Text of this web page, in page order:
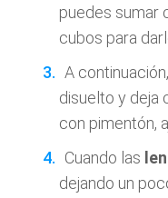
puedes sumar
cubos para
A
disuelto y deja
con pimentón,
Cuando las
dejando un